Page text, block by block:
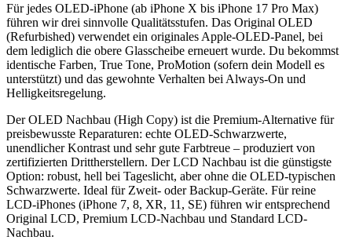
Für jedes OLED-iPhone (ab iPhone X bis iPhone 17 Pro Max)
führen wir drei sinnvolle Qualitätsstufen. Das Original OLED
(Refurbished) verwendet ein originales Apple-OLED-Panel, bei
dem lediglich die obere Glasscheibe erneuert wurde. Du bekommst
identische Farben, True Tone, ProMotion (sofern dein Modell es
unterstützt) und das gewohnte Verhalten bei Always-On und
Helligkeitsregelung.
Der OLED Nachbau (High Copy) ist die Premium-Alternative für
preisbewusste Reparaturen: echte OLED-Schwarzwerte,
unendlicher Kontrast und sehr gute Farbtreue – produziert von
zertifizierten Drittherstellern. Der LCD Nachbau ist die günstigste
Option: robust, hell bei Tageslicht, aber ohne die OLED-typischen
Schwarzwerte. Ideal für Zweit- oder Backup-Geräte. Für reine
LCD-iPhones (iPhone 7, 8, XR, 11, SE) führen wir entsprechend
Original LCD, Premium LCD-Nachbau und Standard LCD-
Nachbau.